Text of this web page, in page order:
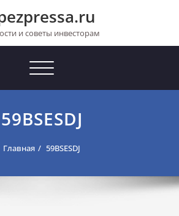
и советы инвесторам
Toggle
59BSESDJ
Главная 59BSESDJ